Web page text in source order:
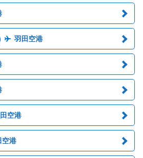
羽田空港
空港
空港